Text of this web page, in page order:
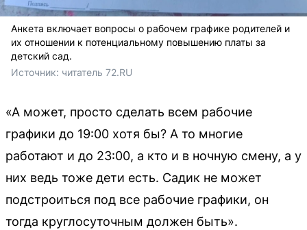
Анкета включает вопросы о рабочем графике родителей и
их отношении к потенциальному повышению платы за
детский сад.
Источник: читатель 72.RU
«А может, просто сделать всем рабочие
графики до 19:00 хотя бы? А то многие
работают и до 23:00, а кто и в ночную смену, а у
них ведь тоже дети есть. Садик не может
подстроиться под все рабочие графики, он
тогда круглосуточным должен быть».